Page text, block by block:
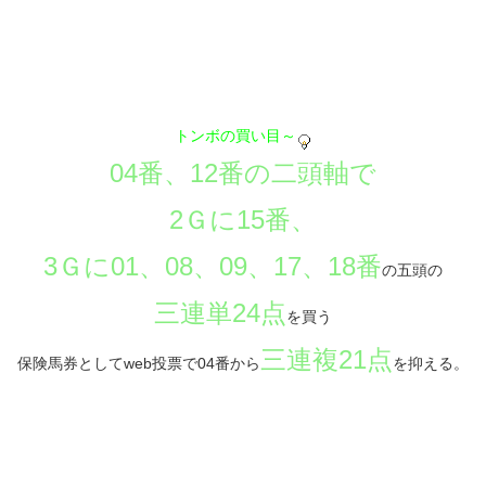
トンボの買い目～
04番、12番の二頭軸で
2Ｇに15番、
3Ｇに01、08、09、17、18番の五頭の
三連単24点を買う
保険馬券としてweb投票で04番から 三連複21点を抑える。